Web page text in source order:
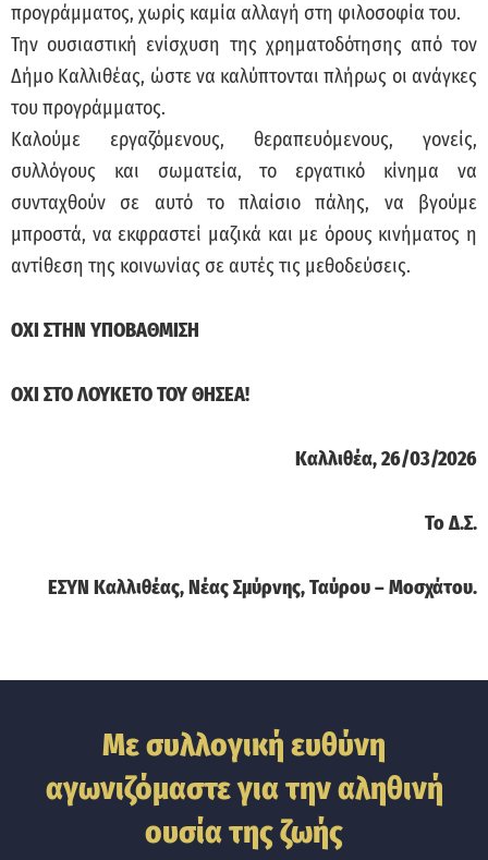
προγράμματος, χωρίς καμία αλλαγή στη φιλοσοφία του.
Την ουσιαστική ενίσχυση της χρηματοδότησης από τον
Δήμο Καλλιθέας, ώστε να καλύπτονται πλήρως οι ανάγκες
του προγράμματος.
Καλούμε εργαζόμενους, θεραπευόμενους, γονείς,
συλλόγους και σωματεία, το εργατικό κίνημα να
συνταχθούν σε αυτό το πλαίσιο πάλης, να βγούμε
μπροστά, να εκφραστεί μαζικά και με όρους κινήματος η
αντίθεση της κοινωνίας σε αυτές τις μεθοδεύσεις.
ΟΧΙ ΣΤΗΝ ΥΠΟΒΑΘΜΙΣΗ
ΟΧΙ ΣΤΟ ΛΟΥΚΕΤΟ ΤΟΥ ΘΗΣΕΑ!
Καλλιθέα, 26/03/2026
Το Δ.Σ.
ΕΣΥΝ Καλλιθέας, Νέας Σμύρνης, Ταύρου – Μοσχάτου.
Με συλλογική ευθύνη
αγωνιζόμαστε για την αληθινή
ουσία της ζωής